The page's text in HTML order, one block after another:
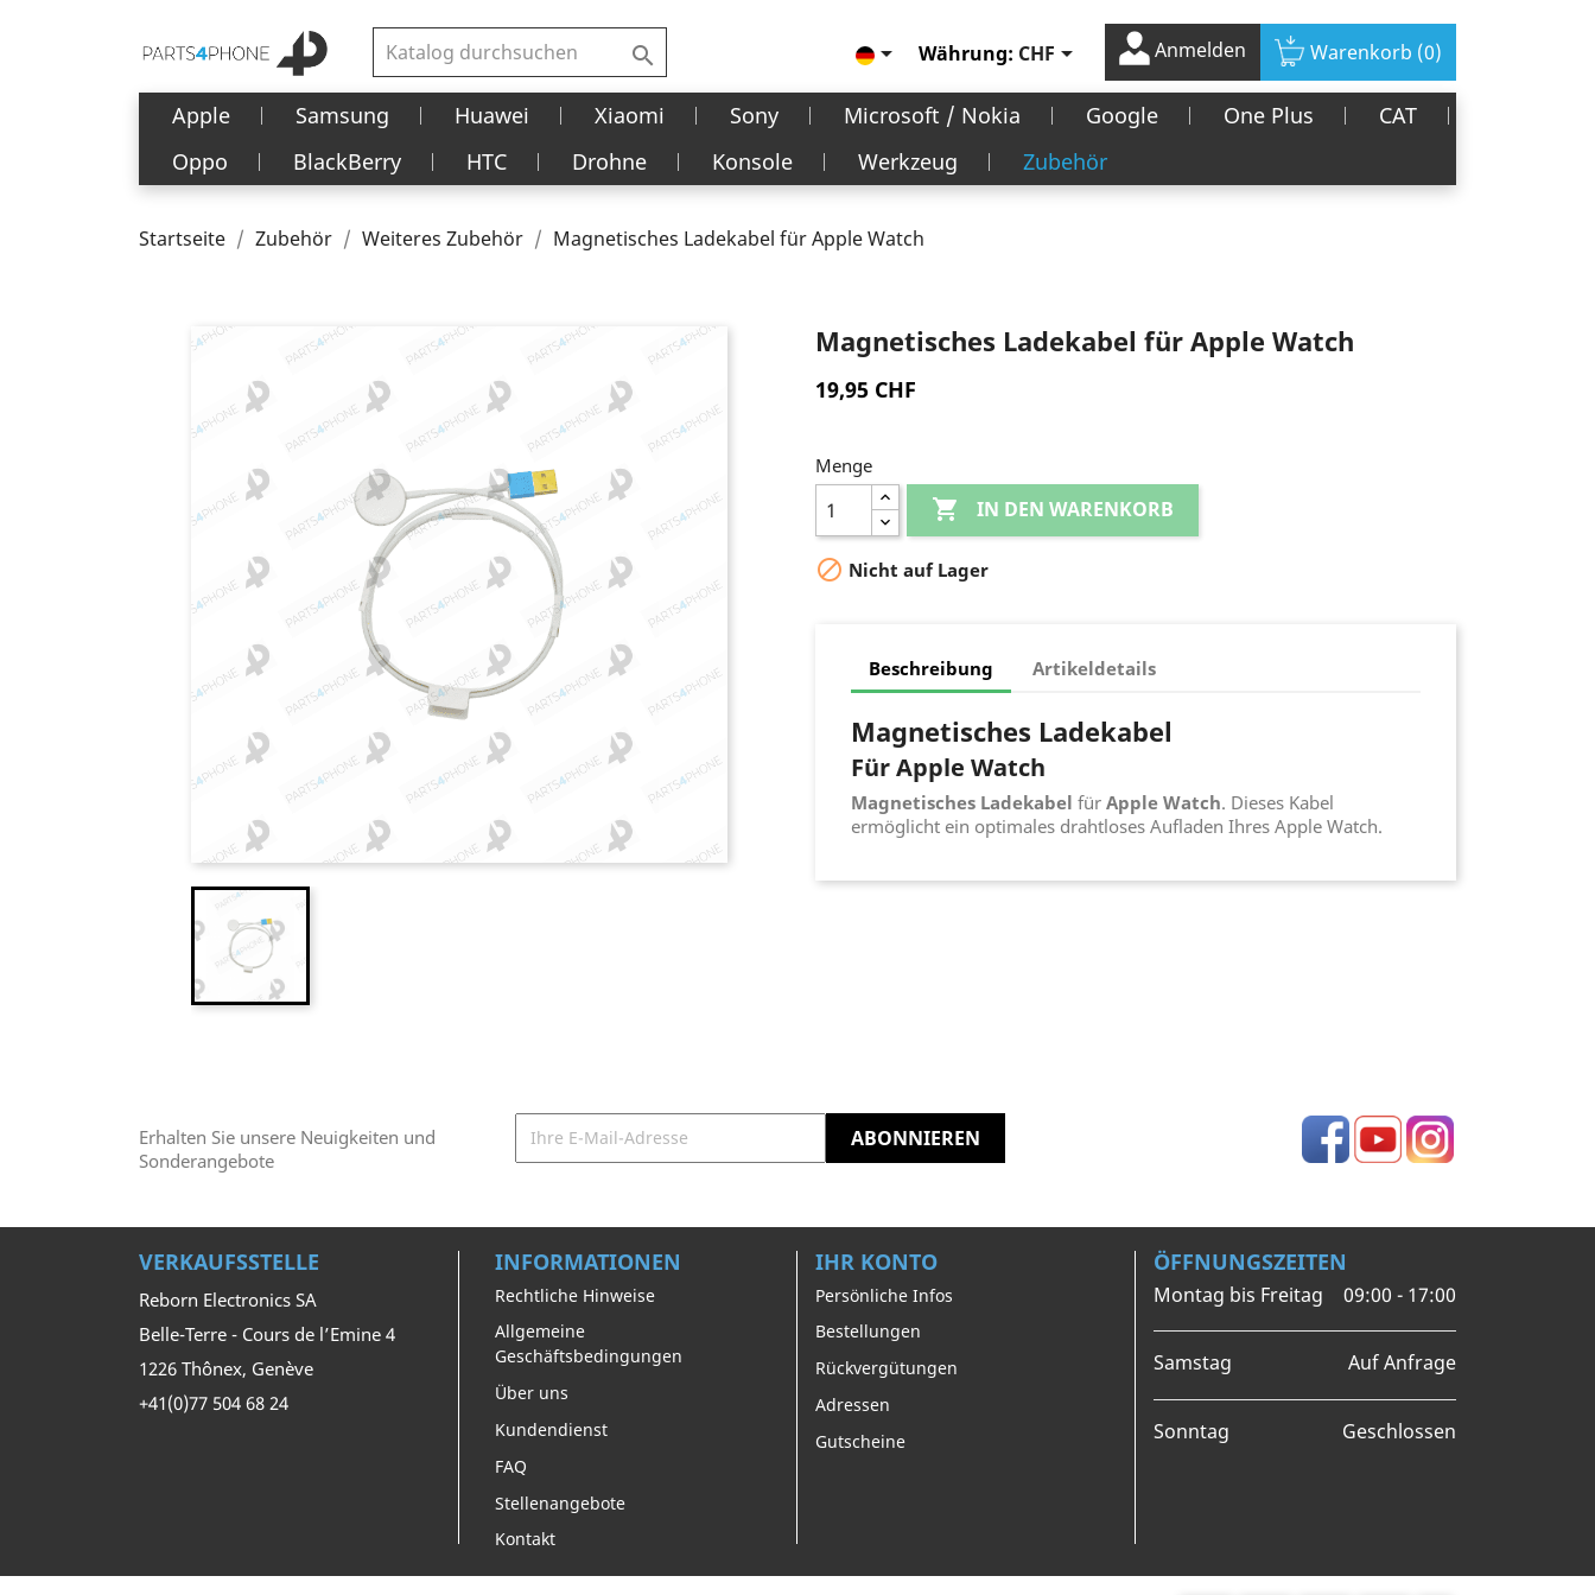
  Währung: CHF Anmelden Warenkorb (0)
Apple Samsung Huawei Xiaomi Sony Microsoft / Nokia Google One Plus
CAT
Oppo
BlackBerry HTC Drohne Konsole Werkzeug Zubehör
Startseite Zubehör Weiteres Zubehör Magnetisches Ladekabel für Apple Watch
Magnetisches Ladekabel für Apple Watch
19,95 CHF
Menge
 IN DEN WARENKORB
 Nicht auf Lager
Beschreibung Artikeldetails
Magnetisches Ladekabel
Für Apple Watch
Magnetisches Ladekabel für Apple Watch. Dieses Kabel
ermöglicht ein optimales drahtloses Aufladen Ihres Apple Watch.
Erhalten Sie unsere Neuigkeiten und
Sonderangebote
FacebookYouTubeInstagram
VERKAUFSSTELLE
Reborn Electronics SA
Belle-Terre - Cours de l’Emine 4
1226 Thônex, Genève
+41(0)77 504 68 24
INFORMATIONEN
Rechtliche Hinweise
Allgemeine
Geschäftsbedingungen
Über uns
Kundendienst
FAQ
Stellenangebote
Kontakt
IHR KONTO
Persönliche Infos
Bestellungen
Rückvergütungen
Adressen
Gutscheine
ÖFFNUNGSZEITEN
Montag bis Freitag 09:00 - 17:00
Samstag Auf Anfrage
Sonntag Geschlossen